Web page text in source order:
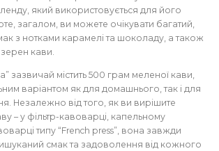
який використовується для його
загалом, ви можете очікувати багатий,
з нотками карамелі та шоколаду, а також
кави.
зазвичай містить 500 грам меленої кави,
варіантом як для домашнього, так і для
Незалежно від того, як ви вирішите
– у фільтр-кавоварці, капельному
типу “French press”, вона завжди
смак та задоволення від кожного